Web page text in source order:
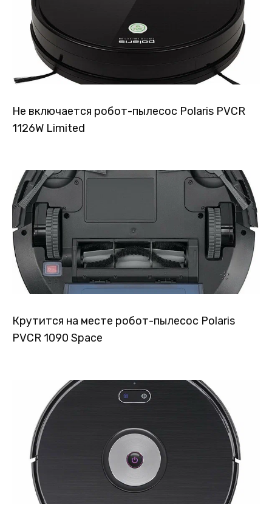
Не включается робот-пылесос Polaris PVCR
1126W Limited
Крутится на месте робот-пылесос Polaris
PVCR 1090 Space